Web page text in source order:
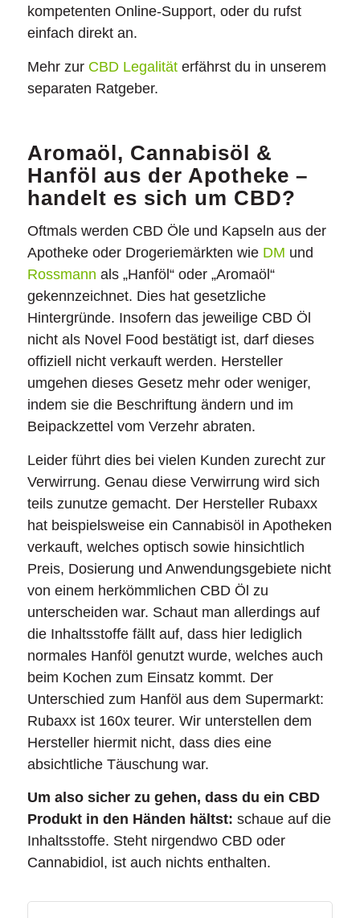
kompetenten Online-Support, oder du rufst
einfach direkt an.
Mehr zur CBD Legalitäterfährst du in unserem
separaten Ratgeber.
Aromaöl, Cannabisöl &
Hanföl aus der Apotheke –
handelt es sich um CBD?
Oftmals werden CBD Öle und Kapseln aus der
Apotheke oder Drogeriemärkten wie DM und
Rossmann als „Hanföl“ oder „Aromaöl“
gekennzeichnet. Dies hat gesetzliche
Hintergründe. Insofern das jeweilige CBD Öl
nicht als Novel Food bestätigt ist, darf dieses
offiziell nicht verkauft werden. Hersteller
umgehen dieses Gesetz mehr oder weniger,
indem sie die Beschriftung ändern und im
Beipackzettel vom Verzehr abraten.
Leider führt dies bei vielen Kunden zurecht zur
Verwirrung. Genau diese Verwirrung wird sich
teils zunutze gemacht. Der Hersteller Rubaxx
hat beispielsweise ein Cannabisöl in Apotheken
verkauft, welches optisch sowie hinsichtlich
Preis, Dosierung und Anwendungsgebiete nicht
von einem herkömmlichen CBD Öl zu
unterscheiden war. Schaut man allerdings auf
die Inhaltsstoffe fällt auf, dass hier lediglich
normales Hanföl genutzt wurde, welches auch
beim Kochen zum Einsatz kommt. Der
Unterschied zum Hanföl aus dem Supermarkt:
Rubaxx ist 160x teurer. Wir unterstellen dem
Hersteller hiermit nicht, dass dies eine
absichtliche Täuschung war.
Um also sicher zu gehen, dass du ein CBD
Produkt in den Händen hältst: schaue auf die
Inhaltsstoffe. Steht nirgendwo CBD oder
Cannabidiol, ist auch nichts enthalten.